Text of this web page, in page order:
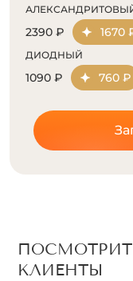
2390 ₽ 1670
ДИОДНЫЙ
1090 ₽ 760 ₽
КЛИЕНТЫ